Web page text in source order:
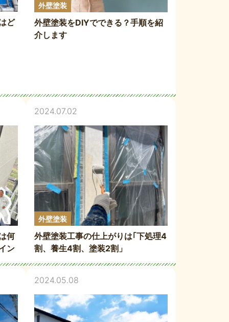
ど
外壁塗装
外壁塗装をDIYでできる？手順を紹
介します
何
ン
2024.07.02
外壁塗装
外壁塗装工事の仕上がりは｢下処理4
割、養生4割、塗装2割」
2024.05.08